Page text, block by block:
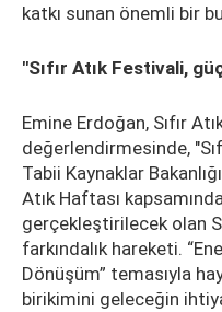
katkı sunan önemli bir
"Sıfır Atık Festivali,
Emine Erdoğan, Sıfır
değerlendirmesinde,
Tabii Kaynaklar
Atık Haftası
gerçekleştirilecek olan
farkındalık hareketi.
Dönüşüm” temasıyla
birikimini geleceğin